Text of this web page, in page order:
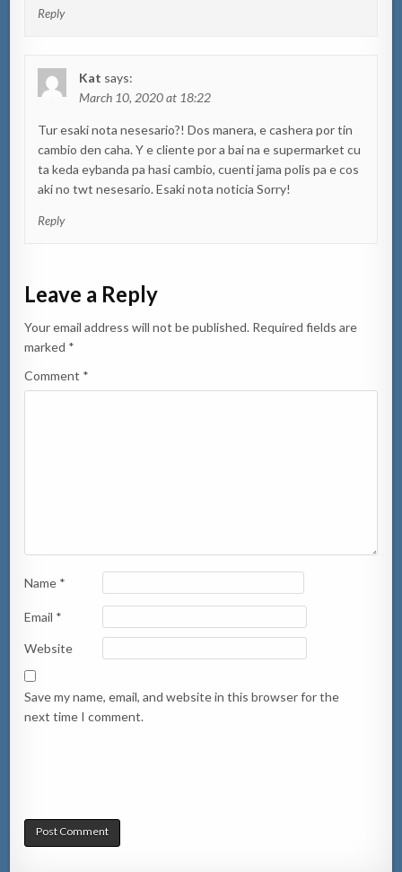
Reply
Kat says:
March 10, 2020 at 18:22
Tur esaki nota nesesario?! Dos manera, e cashera por tin
cambio den caha. Y e cliente por a bai na e supermarket cu
ta keda eybanda pa hasi cambio, cuenti jama polis pa e cos
aki no twt nesesario. Esaki nota noticia Sorry!
Reply
Leave a Reply
Your email address will not be published. Required fields are
marked *
Comment *
Name *
Email *
Website
Save my name, email, and website in this browser for the
next time I comment.